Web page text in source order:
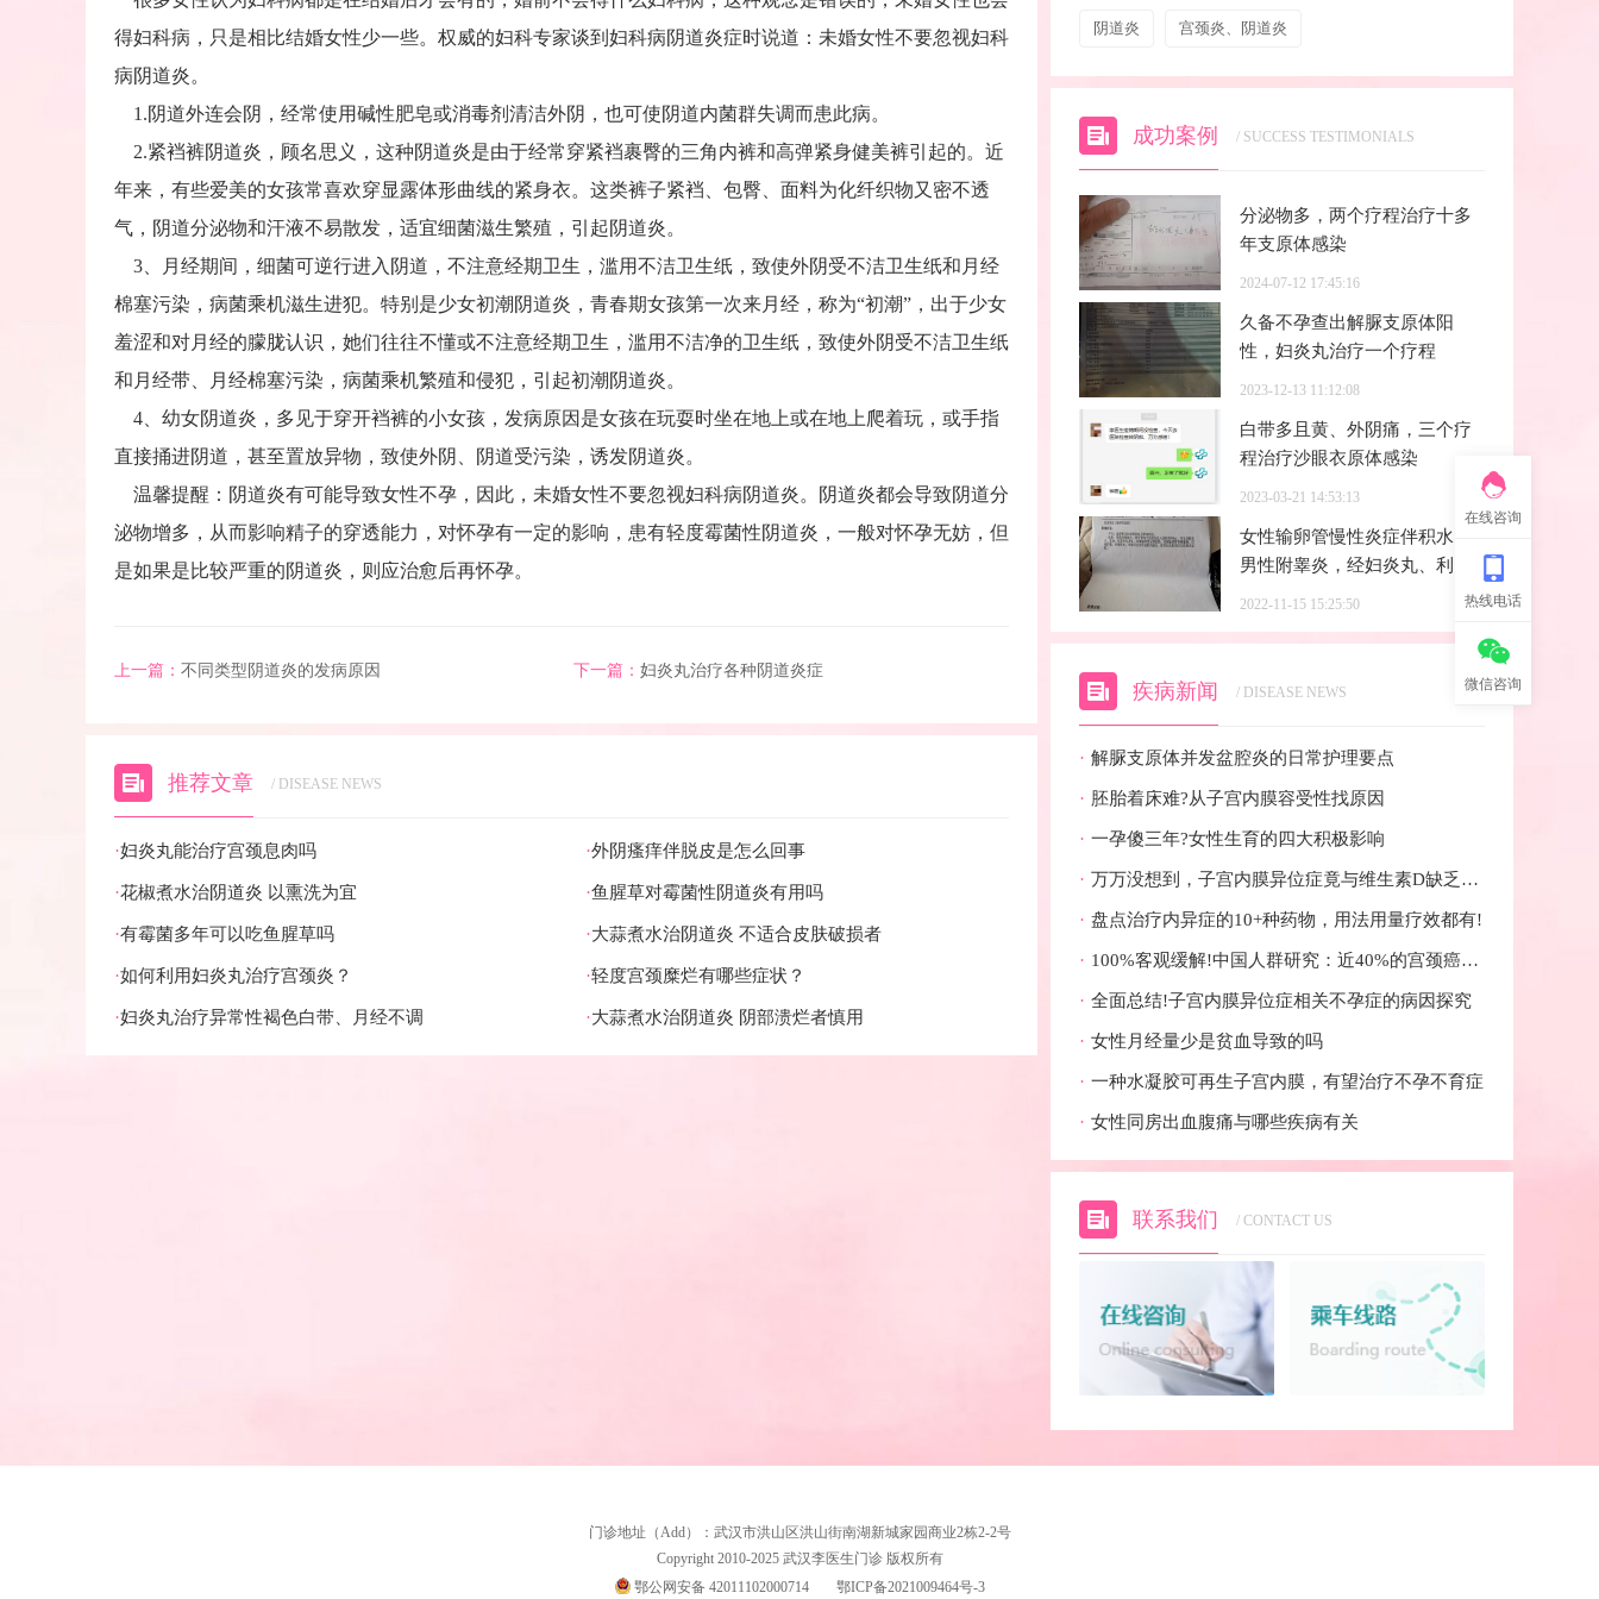
得妇科病，只是相比结婚女性少一些。权威的妇科专家谈到妇科病阴道炎症时说道：未婚女性不要忽视妇科
病阴道炎。
1.阴道外连会阴，经常使用碱性肥皂或消毒剂清洁外阴，也可使阴道内菌群失调而患此病。
2.紧裆裤阴道炎，顾名思义，这种阴道炎是由于经常穿紧裆裹臀的三角内裤和高弹紧身健美裤引起的。近
年来，有些爱美的女孩常喜欢穿显露体形曲线的紧身衣。这类裤子紧裆、包臀、面料为化纤织物又密不透
气，阴道分泌物和汗液不易散发，适宜细菌滋生繁殖，引起阴道炎。
3、月经期间，细菌可逆行进入阴道，不注意经期卫生，滥用不洁卫生纸，致使外阴受不洁卫生纸和月经
棉塞污染，病菌乘机滋生进犯。特别是少女初潮阴道炎，青春期女孩第一次来月经，称为“初潮”，出于少女
羞涩和对月经的朦胧认识，她们往往不懂或不注意经期卫生，滥用不洁净的卫生纸，致使外阴受不洁卫生纸
和月经带、月经棉塞污染，病菌乘机繁殖和侵犯，引起初潮阴道炎。
4、幼女阴道炎，多见于穿开裆裤的小女孩，发病原因是女孩在玩耍时坐在地上或在地上爬着玩，或手指
直接捅进阴道，甚至置放异物，致使外阴、阴道受污染，诱发阴道炎。
温馨提醒：阴道炎有可能导致女性不孕，因此，未婚女性不要忽视妇科病阴道炎。阴道炎都会导致阴道分
泌物增多，从而影响精子的穿透能力，对怀孕有一定的影响，患有轻度霉菌性阴道炎，一般对怀孕无妨，但
是如果是比较严重的阴道炎，则应治愈后再怀孕。
上一篇： 不同类型阴道炎的发病原因 下一篇： 妇炎丸治疗各种阴道炎症
推荐文章 / DISEASE NEWS
·妇炎丸能治疗宫颈息肉吗 ·外阴瘙痒伴脱皮是怎么回事
·花椒煮水治阴道炎 以熏洗为宜 ·鱼腥草对霉菌性阴道炎有用吗
·有霉菌多年可以吃鱼腥草吗 ·大蒜煮水治阴道炎 不适合皮肤破损者
·如何利用妇炎丸治疗宫颈炎？ ·轻度宫颈糜烂有哪些症状？
·妇炎丸治疗异常性褐色白带、月经不调 ·大蒜煮水治阴道炎 阴部溃烂者慎用
阴道炎 宫颈炎、阴道炎
成功案例 / SUCCESS TESTIMONIALS
分泌物多，两个疗程治疗十多
年支原体感染
2024-07-12 17:45:16
久备不孕查出解脲支原体阳
性，妇炎丸治疗一个疗程
2023-12-13 11:12:08
白带多且黄、外阴痛，三个疗
程治疗沙眼衣原体感染
2023-03-21 14:53:13
女性输卵管慢性炎症伴积水，
男性附睾炎，经妇炎丸、利尿
2022-11-15 15:25:50
疾病新闻 / DISEASE NEWS
· 解脲支原体并发盆腔炎的日常护理要点
· 胚胎着床难?从子宫内膜容受性找原因
· 一孕傻三年?女性生育的四大积极影响
· 万万没想到，子宫内膜异位症竟与维生素D缺乏有关
· 盘点治疗内异症的10+种药物，用法用量疗效都有!
· 100%客观缓解!中国人群研究：近40%的宫颈癌患者有望迎来全新治疗选择
· 全面总结!子宫内膜异位症相关不孕症的病因探究
· 女性月经量少是贫血导致的吗
· 一种水凝胶可再生子宫内膜，有望治疗不孕不育症
· 女性同房出血腹痛与哪些疾病有关
联系我们 / CONTACT US
门诊地址（Add）：武汉市洪山区洪山街南湖新城家园商业2栋2-2号
Copyright 2010-2025 武汉李医生门诊 版权所有
鄂公网安备 42011102000714
鄂ICP备2021009464号-3
在线咨询
热线电话
微信咨询